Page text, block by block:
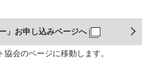
」お申し込みページへ
会のページに移動します。